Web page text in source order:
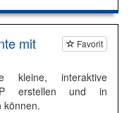
Favorit
mit
interaktive
erstellen und in
können.